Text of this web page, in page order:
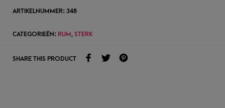
ARTIKELNUMMER: 348
CATEGORIEËN: RUM, STERK
SHARE THIS PRODUCT